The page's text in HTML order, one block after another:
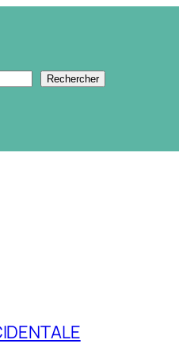
Rechercher